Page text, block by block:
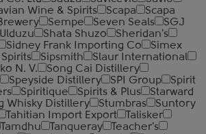
Wine & Spirits Scapa
Scapa
Sempe Seven Seals
SGJ
Shata Shuzo
Sheridan's
Sidney Frank Importing Co
Simex
Sipsmith
Slaur International
N. V.
Song Cai Distillery
Speyside Distillery SPI Group
Spirit
Spiritique Spirits & Plus
Starward
Whisky Distillery Stumbras
Suntory
Tahitian Import Export
Talisker
Tamdhu Tanqueray
Teacher's